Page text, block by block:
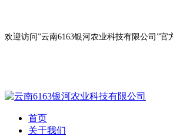
欢迎访问”云南6163银河农业科技有限公司”官
首页
关于我们